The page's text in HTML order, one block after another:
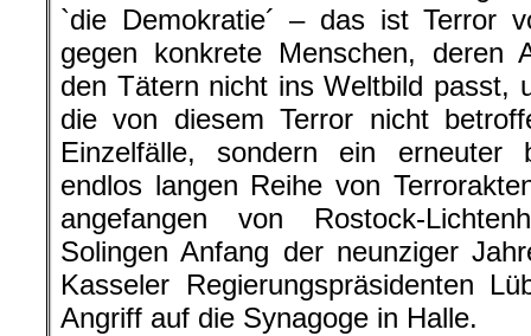
`die Demokratie´ – das ist Terror
gegen konkrete Menschen, deren
den Tätern nicht ins Weltbild passt,
die von diesem Terror nicht
Einzelfälle, sondern ein erneuter
endlos langen Reihe von
angefangen von Rostock-
Solingen Anfang der neunziger
Kasseler Regierungspräsidenten
Angriff auf die Synagoge in Halle.